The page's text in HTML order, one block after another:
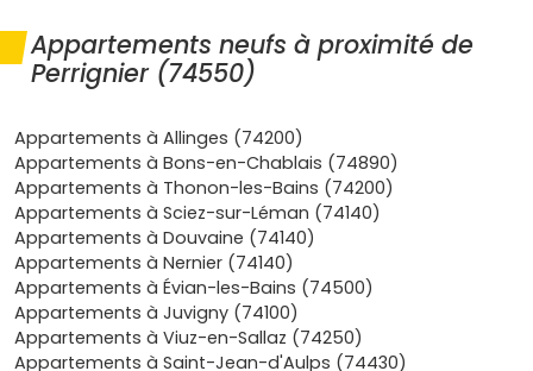
frais de notaire réduits par rapport à l’ancien, ce qui
allège ton budget d’acquisition. Si tu es primo-accédant,
le Prêt à Taux Zéro peut compléter ton financement sous
foncière peut exister selon la décision de la commune: de
quoi préserver ta trésorerie au démarrage. Au quotidien,
la localisation est un vrai atout: accès routiers fluides vers
Annemasse et Thonon, lignes ferroviaires pour tes
déplacements, écoles et services à proximité, offres
sportives et culturelles variées, sans oublier les stations
familiales d’Hirmentaz–Les Habères ou les Portes du Soleil
à moins d’une heure pour l’hiver. Pour habiter, tu apprécies
la luminosité, les rangements optimisés, l’absence de
travaux, la maîtrise des charges et le confort acoustique
Appartements neufs à proximité de
Perrignier (74550)
Appartements à Allinges (74200)
Appartements à Bons-en-Chablais (74890)
Appartements à Thonon-les-Bains (74200)
Appartements à Sciez-sur-Léman (74140)
Appartements à Douvaine (74140)
Appartements à Nernier (74140)
Appartements à Évian-les-Bains (74500)
Appartements à Juvigny (74100)
Appartements à Viuz-en-Sallaz (74250)
Appartements à Saint-Jean-d'Aulps (74430)